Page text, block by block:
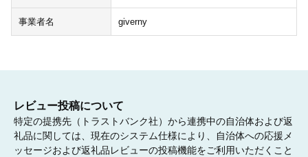
事業者名 giverny
レビュー投稿について
特定の提携先（トラストバンク社）から連携中の自治体および返
礼品に関しては、現在のシステム仕様により、自治体への応援メ
ッセージおよび返礼品レビューの投稿機能をご利用いただくこと